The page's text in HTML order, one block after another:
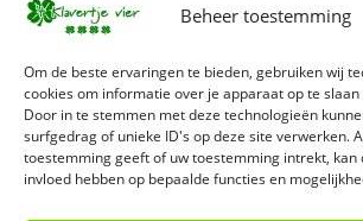
Beheer toestemming
Om de beste ervaringen te bieden, gebruiken wij
cookies om informatie over je apparaat op te
Door in te stemmen met deze technologieën
surfgedrag of unieke ID's op deze site verwerken.
toestemming geeft of uw toestemming intrekt, kan
invloed hebben op bepaalde functies en
Mis geen enkele actie of
Schrijf je in voor onze nieuwsbrief